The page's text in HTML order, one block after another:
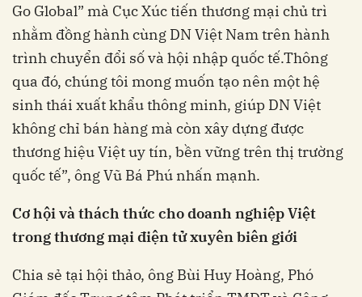
Go Global” mà Cục Xúc tiến thương mại chủ trì
nhằm đồng hành cùng DN Việt Nam trên hành
trình chuyển đổi số và hội nhập quốc tế.Thông
qua đó, chúng tôi mong muốn tạo nên một hệ
sinh thái xuất khẩu thông minh, giúp DN Việt
không chỉ bán hàng mà còn xây dựng được
thương hiệu Việt uy tín, bền vững trên thị trường
quốc tế”, ông Vũ Bá Phú nhấn mạnh.
Cơ hội và thách thức cho doanh nghiệp Việt
trong thương mại điện tử xuyên biên giới
Chia sẻ tại hội thảo, ông Bùi Huy Hoàng, Phó